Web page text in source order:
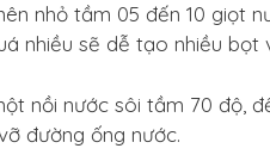
nhỏ tầm 05 đến 10 giọt
nhiều sẽ dễ tạo nhiều bọt
nồi nước sôi tầm 70 độ,
đường ống nước.